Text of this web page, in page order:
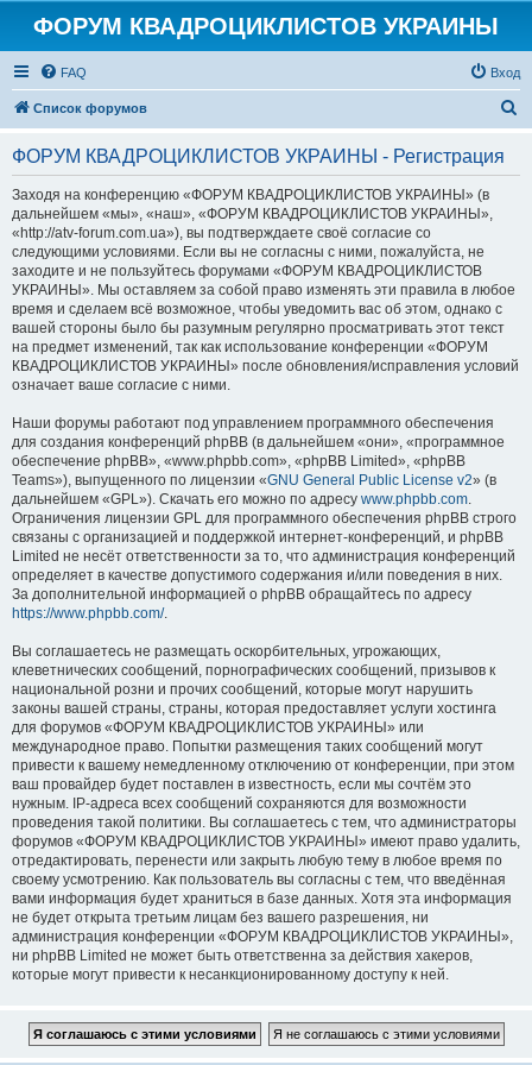
ФОРУМ КВАДРОЦИКЛИСТОВ УКРАИНЫ
FAQ Вход
Список форумов
ФОРУМ КВАДРОЦИКЛИСТОВ УКРАИНЫ - Регистрация
Заходя на конференцию «ФОРУМ КВАДРОЦИКЛИСТОВ УКРАИНЫ» (в
дальнейшем «мы», «наш», «ФОРУМ КВАДРОЦИКЛИСТОВ УКРАИНЫ»,
«http://atv-forum.com.ua»), вы подтверждаете своё согласие со
следующими условиями. Если вы не согласны с ними, пожалуйста, не
заходите и не пользуйтесь форумами «ФОРУМ КВАДРОЦИКЛИСТОВ
УКРАИНЫ». Мы оставляем за собой право изменять эти правила в любое
время и сделаем всё возможное, чтобы уведомить вас об этом, однако с
вашей стороны было бы разумным регулярно просматривать этот текст
на предмет изменений, так как использование конференции «ФОРУМ
КВАДРОЦИКЛИСТОВ УКРАИНЫ» после обновления/исправления условий
означает ваше согласие с ними.
Наши форумы работают под управлением программного обеспечения
для создания конференций phpBB (в дальнейшем «они», «программное
обеспечение phpBB», «www.phpbb.com», «phpBB Limited», «phpBB
Teams»), выпущенного по лицензии «GNU General Public License v2» (в
дальнейшем «GPL»). Скачать его можно по адресу www.phpbb.com.
Ограничения лицензии GPL для программного обеспечения phpBB строго
связаны с организацией и поддержкой интернет-конференций, и phpBB
Limited не несёт ответственности за то, что администрация конференций
определяет в качестве допустимого содержания и/или поведения в них.
За дополнительной информацией о phpBB обращайтесь по адресу
https://www.phpbb.com/.
Вы соглашаетесь не размещать оскорбительных, угрожающих,
клеветнических сообщений, порнографических сообщений, призывов к
национальной розни и прочих сообщений, которые могут нарушить
законы вашей страны, страны, которая предоставляет услуги хостинга
для форумов «ФОРУМ КВАДРОЦИКЛИСТОВ УКРАИНЫ» или
международное право. Попытки размещения таких сообщений могут
привести к вашему немедленному отключению от конференции, при этом
ваш провайдер будет поставлен в известность, если мы сочтём это
нужным. IP-адреса всех сообщений сохраняются для возможности
проведения такой политики. Вы соглашаетесь с тем, что администраторы
форумов «ФОРУМ КВАДРОЦИКЛИСТОВ УКРАИНЫ» имеют право удалить,
отредактировать, перенести или закрыть любую тему в любое время по
своему усмотрению. Как пользователь вы согласны с тем, что введённая
вами информация будет храниться в базе данных. Хотя эта информация
не будет открыта третьим лицам без вашего разрешения, ни
администрация конференции «ФОРУМ КВАДРОЦИКЛИСТОВ УКРАИНЫ»,
ни phpBB Limited не может быть ответственна за действия хакеров,
которые могут привести к несанкционированному доступу к ней.